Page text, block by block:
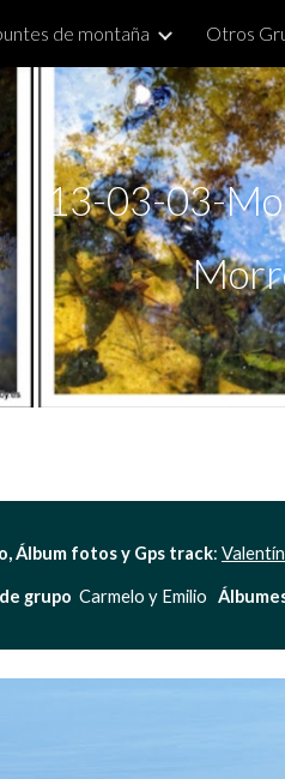
Skip to
de montaña Otros
13-03-03-
Álbum fotos y Gps track: Valentín
grupo Carmelo y Emilio